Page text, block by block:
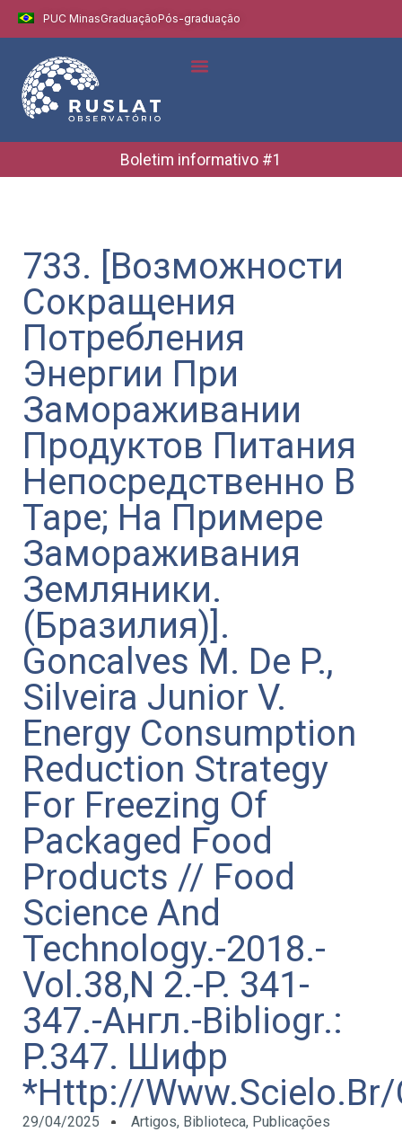
PUC MinasGraduaçãoPós-graduação
Boletim informativo #1
733. [Возможности
Сокращения
Потребления
Энергии При
Замораживании
Продуктов Питания
Непосредственно В
Таре; На Примере
Замораживания
Земляники.
(Бразилия)].
Goncalves M. De P.,
Silveira Junior V.
Energy Consumption
Reduction Strategy
For Freezing Of
Packaged Food
Products // Food
Science And
Technology.-2018.-
Vol.38,N 2.-P. 341-
347.-Англ.-Bibliogr.:
P.347. Шифр
*Http://
29/04/2025 Artigos, Biblioteca, Publicações